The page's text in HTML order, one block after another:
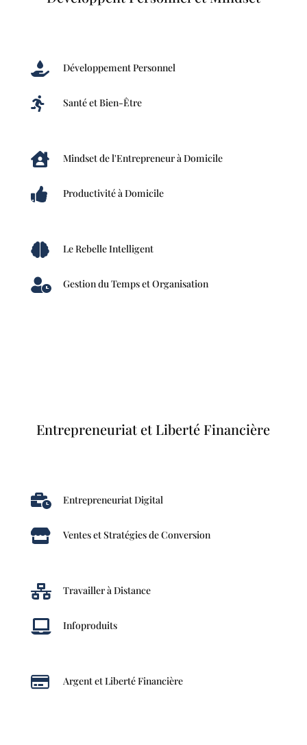
 Développement Personnel
 Santé et Bien-Être
 Mindset de l'Entrepreneur à Domicile
 Productivité à Domicile
 Le Rebelle Intelligent
 Gestion du Temps et Organisation
Entrepreneuriat et Liberté Financière
 Entrepreneuriat Digital
 Ventes et Stratégies de Conversion
 Travailler à Distance
 Infoproduits
 Argent et Liberté Financière